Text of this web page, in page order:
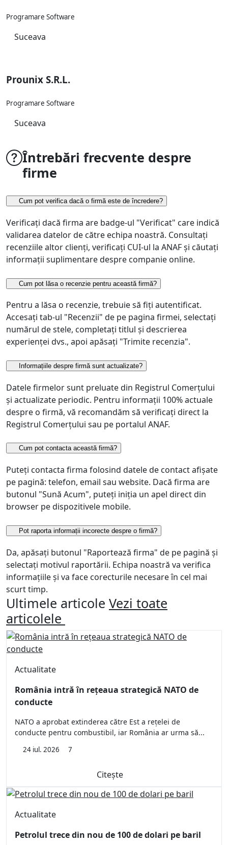
Programare Software
Suceava
Prounix S.R.L.
Programare Software
Suceava
Întrebări frecvente despre
firme
Cum pot verifica dacă o firmă este de încredere?
Verificați dacă firma are badge-ul "Verificat" care indică
validarea datelor de către echipa noastră. Consultați
recenziile altor clienți, verificați CUI-ul la ANAF și căutați
informații suplimentare despre companie online.
Cum pot lăsa o recenzie pentru această firmă?
Pentru a lăsa o recenzie, trebuie să fiți autentificat.
Accesați tab-ul "Recenzii" de pe pagina firmei, selectați
numărul de stele, completați titlul și descrierea
experienței dvs., apoi apăsați "Trimite recenzia".
Informațiile despre firmă sunt actualizate?
Datele firmelor sunt preluate din Registrul Comerțului
și actualizate periodic. Pentru informații 100% actuale
despre o firmă, vă recomandăm să verificați direct la
Registrul Comerțului sau pe portalul ANAF.
Cum pot contacta această firmă?
Puteți contacta firma folosind datele de contact afișate
pe pagină: telefon, email sau website. Dacă firma are
butonul "Sună Acum", puteți iniția un apel direct din
browser pe dispozitivele mobile.
Pot raporta informații incorecte despre o firmă?
Da, apăsați butonul "Raportează firma" de pe pagină și
selectați motivul raportării. Echipa noastră va verifica
informațiile și va face corecturile necesare în cel mai
scurt timp.
Ultimele articole Vezi toate
articolele
Actualitate
România intră în rețeaua strategică NATO de
conducte
NATO a aprobat extinderea către Est a rețelei de
conducte pentru combustibil, iar România ar urma să...
24 iul. 2026 7
Citește
Actualitate
Petrolul trece din nou de 100 de dolari pe baril